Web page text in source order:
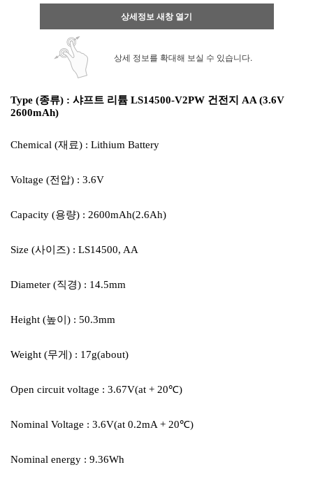
상세정보 새창 열기
상세 정보를 확대해 보실 수 있습니다.
Type (종류) : 샤프트 리튬 LS14500-V2PW 건전지 AA (3.6V
2600mAh)
Chemical (재료) : Lithium Battery
Voltage (전압) : 3.6V
Capacity (용량) : 2600mAh(2.6Ah)
Size (사이즈) : LS14500, AA
Diameter (직경) : 14.5mm
Height (높이) : 50.3mm
Weight (무게) : 17g(about)
Open circuit voltage : 3.67V(at + 20℃)
Nominal Voltage : 3.6V(at 0.2mA + 20℃)
Nominal energy : 9.36Wh